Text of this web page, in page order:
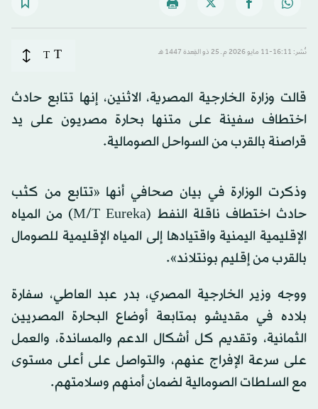
نُشر: 16:11-11 مايو 2026 م ـ 25 ذو القِعدة 1447 هـ T
T
قالت وزارة الخارجية المصرية، الاثنين، إنها تتابع حادث
اختطاف سفينة على متنها بحارة مصريون على يد
قراصنة بالقرب من السواحل الصومالية.
وذكرت الوزارة في بيان صحافي أنها «تتابع من كثب
حادث اختطاف ناقلة النفط (M/T Eureka) من المياه
الإقليمية اليمنية واقتيادها إلى المياه الإقليمية للصومال
بالقرب من إقليم بونتلاند».
ووجه وزير الخارجية المصري، بدر عبد العاطي، سفارة
بلاده في مقديشو بمتابعة أوضاع البحارة المصريين
الثمانية، وتقديم كل أشكال الدعم والمساندة، والعمل
على سرعة الإفراج عنهم، والتواصل على أعلى مستوى
مع السلطات الصومالية لضمان أمنهم وسلامتهم.